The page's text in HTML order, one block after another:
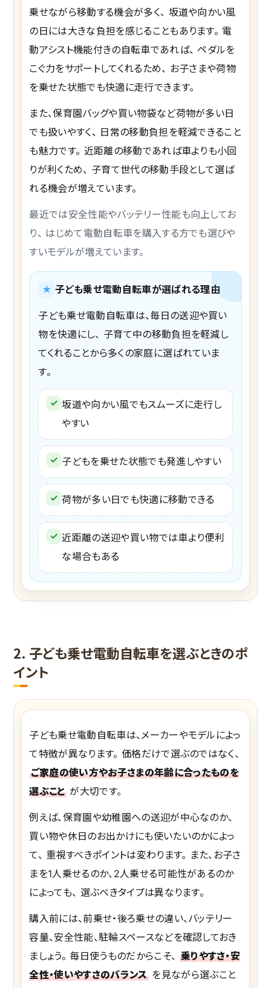
乗せながら移動する機会が多く、 坂道や向かい風
の日には大きな負担を感じることもあります。 電
動アシスト機能付きの自転車であれば、 ペダルを
こぐ力をサポートしてくれるため、 お子さまや荷物
を乗せた状態でも快適に走行できます。
また、保育園バッグや買い物袋など荷物が多い日
でも扱いやすく、 日常の移動負担を軽減できること
も魅力です。 近距離の移動であれば車よりも小回
りが利くため、 子育て世代の移動手段として選ば
れる機会が増えています。
最近では安全性能やバッテリー性能も向上してお
り、 はじめて電動自転車を購入する方でも選びや
すいモデルが増えています。
★ 子ども乗せ電動自転車が選ばれる理由
子ども乗せ電動自転車は、毎日の送迎や買い
物を快適にし、 子育て中の移動負担を軽減し
てくれることから多くの家庭に選ばれていま
す。
✓ 坂道や向かい風でもスムーズに走行し
やすい
✓ 子どもを乗せた状態でも発進しやすい
✓ 荷物が多い日でも快適に移動できる
✓ 近距離の送迎や買い物では車より便利
な場合もある
2. 子ども乗せ電動自転車を選ぶときのポ
イント
子ども乗せ電動自転車は、メーカーやモデルによっ
て特徴が異なります。 価格だけで選ぶのではなく、
ご家庭の使い方やお子さまの年齢に合ったものを
選ぶこと が大切です。
例えば、保育園や幼稚園への送迎が中心なのか、
買い物や休日のお出かけにも使いたいのかによっ
て、 重視すべきポイントは変わります。 また、お子さ
まを1人乗せるのか、2人乗せる可能性があるのか
によっても、 選ぶべきタイプは異なります。
購入前には、前乗せ・後ろ乗せの違い、バッテリー
容量、安全性能、駐輪スペースなどを確認しておき
ましょう。 毎日使うものだからこそ、 乗りやすさ・安
全性・使いやすさのバランスを見ながら選ぶこと